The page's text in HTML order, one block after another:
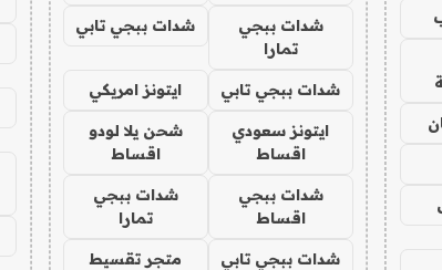
شدات ببجي
تمارا
شدات ببجي تابي
شدات ببجي تابي ايتونز امريكي
ايتونز سعودي
اقساط
شحن يلا لودو
اقساط
شدات ببجي
اقساط
شدات ببجي
تمارا
شدات ببجي تابي متجر تقسيط